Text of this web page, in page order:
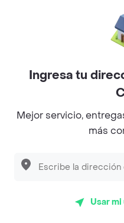
Sándwich con mechada
Sándwich con mechada
gouda, tomate, pepinillo,
Mechada irlandés
Ingresa tu
Mejor servicio,
más
Usar